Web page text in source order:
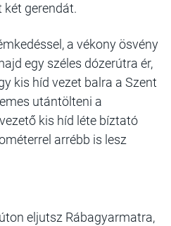
két gerendát.
a vékony ösvény
egy széles dózerútra ér,
kis híd vezet balra a Szent
utántölteni a
kis híd léte bíztató
arrébb is lesz
eljutsz Rábagyarmatra,